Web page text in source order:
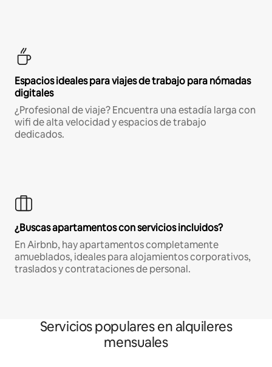
Espacios ideales para viajes de trabajo para nómadas
digitales
¿Profesional de viaje? Encuentra una estadía larga con
wifi de alta velocidad y espacios de trabajo
dedicados.
¿Buscas apartamentos con servicios incluidos?
En Airbnb, hay apartamentos completamente
amueblados, ideales para alojamientos corporativos,
traslados y contrataciones de personal.
Servicios populares en alquileres
mensuales